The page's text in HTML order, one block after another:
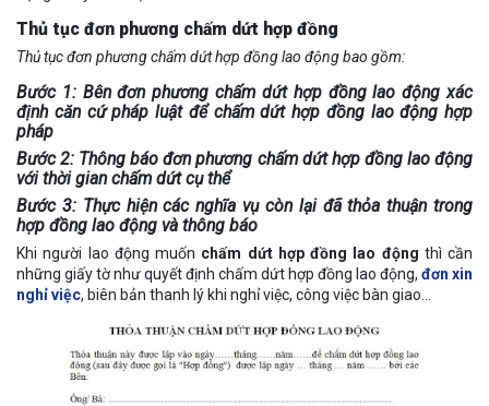
Thủ tục đơn phương chấm dứt hợp đồng
Thủ tục đơn phương chấm dứt hợp đồng lao động bao gồm:
Bước 1: Bên đơn phương chấm dứt hợp đồng lao động xác
định căn cứ pháp luật để chấm dứt hợp đồng lao động hợp
pháp
Bước 2: Thông báo đơn phương chấm dứt hợp đồng lao động
với thời gian chấm dứt cụ thể
Bước 3: Thực hiện các nghĩa vụ còn lại đã thỏa thuận trong
hợp đồng lao động và thông báo
Khi người lao động muốn chấm dứt hợp đồng lao động thì cần
những giấy tờ như quyết định chấm dứt hợp đồng lao động, đơn xin
nghỉ việc, biên bản thanh lý khi nghỉ việc, công việc bàn giao…